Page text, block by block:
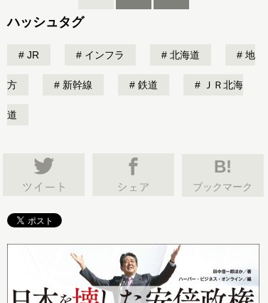
ハッシュタグ
JR インフラ 北海道 地
方 新幹線 鉄道 ＪＲ北海
道
B!
ブックマーク